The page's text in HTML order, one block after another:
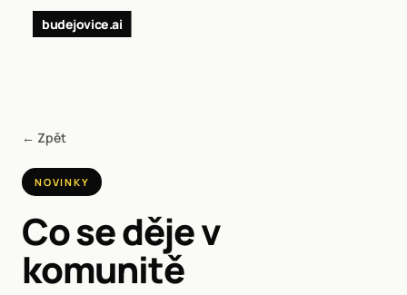
budejovice.ai
← Zpět
NOVINKY
Co se děje v
komunitě